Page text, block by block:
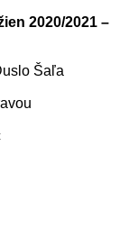
2020/2021 –
Šaľa